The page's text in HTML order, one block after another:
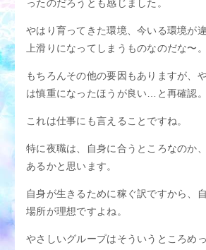
ったのだろうとも感じました。
やはり育ってきた環境、今いる環境が
上滑りになってしまうものなのだな〜。
もちろんその他の要因もありますが、
は慎重になったほうが良い…と再確認。
これは仕事にも言えることですね。
特に夜職は、自身に合うところなのか
あるかと思います。
自身が生きるために稼ぐ訳ですから、
場所が理想ですよね。
やさしいグループはそういうところめ